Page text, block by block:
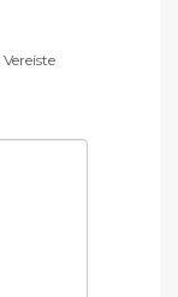
Vereiste